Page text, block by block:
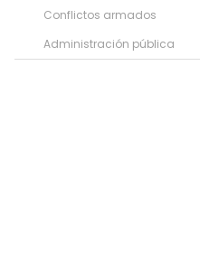
Conflictos armados
Administración pública